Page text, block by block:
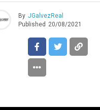
By JGalvezReal
Published 20/08/2021